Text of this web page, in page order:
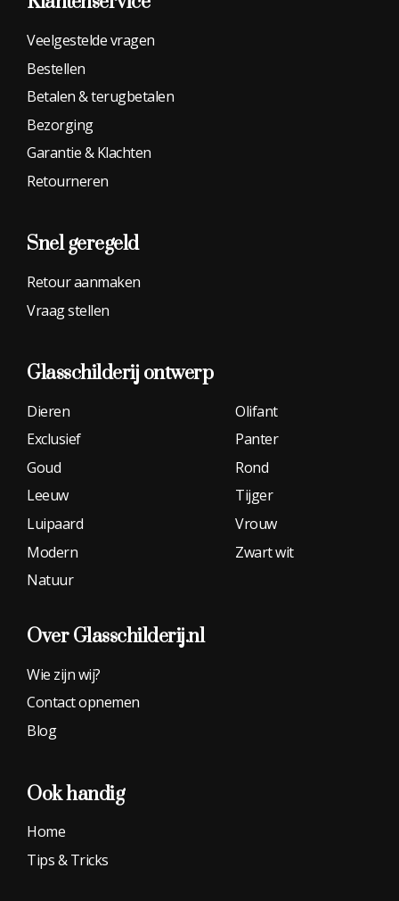
Veelgestelde vragen
Bestellen
Betalen & terugbetalen
Bezorging
Garantie & Klachten
Retourneren
Snel geregeld
Retour aanmaken
Vraag stellen
Glasschilderij ontwerp
Dieren
Exclusief
Goud
Leeuw
Luipaard
Modern
Natuur
Olifant
Panter
Rond
Tijger
Vrouw
Zwart wit
Over Glasschilderij.nl
Wie zijn wij?
Contact opnemen
Blog
Ook handig
Home
Tips & Tricks